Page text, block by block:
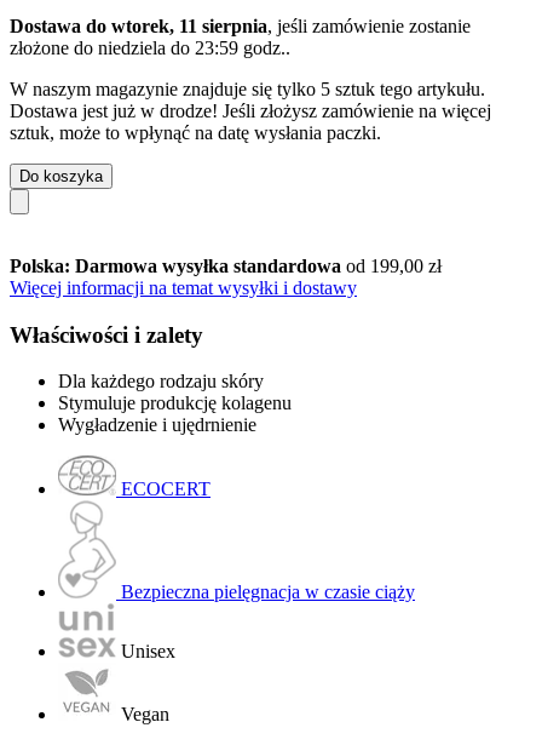
Dostawa do wtorek, 11 sierpnia, jeśli zamówienie zostanie
złożone do niedziela do 23:59 godz..
W naszym magazynie znajduje się tylko 5 sztuk tego artykułu.
Dostawa jest już w drodze! Jeśli złożysz zamówienie na więcej
sztuk, może to wpłynąć na datę wysłania paczki.
Do koszyka
Polska: Darmowa wysyłka standardowa od 199,00 zł
Więcej informacji na temat wysyłki i dostawy
Właściwości i zalety
Dla każdego rodzaju skóry
Stymuluje produkcję kolagenu
Wygładzenie i ujędrnienie
ECOCERT
Bezpieczna pielęgnacja w czasie ciąży
Unisex
Vegan